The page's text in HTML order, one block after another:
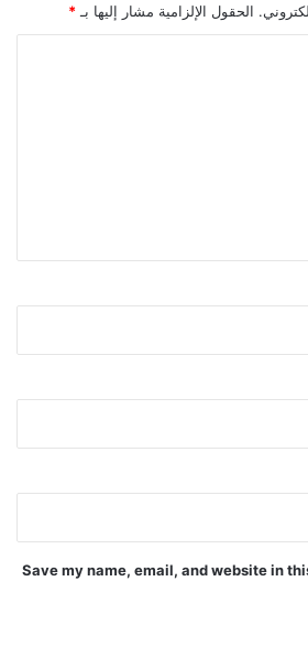
الحقول الإلزامية مشار إليها بـ*
Save my name, email, and website in